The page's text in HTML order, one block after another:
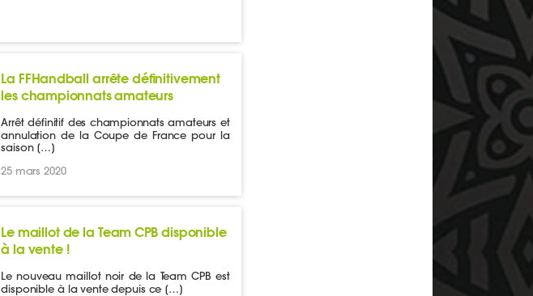
La FFHandball arrête définitivement
les championnats amateurs
Arrêt définitif des championnats amateurs et
annulation de la Coupe de France pour la
saison […]
25 mars 2020
Le maillot de la Team CPB disponible
à la vente !
Le nouveau maillot noir de la Team CPB est
disponible à la vente depuis ce […]